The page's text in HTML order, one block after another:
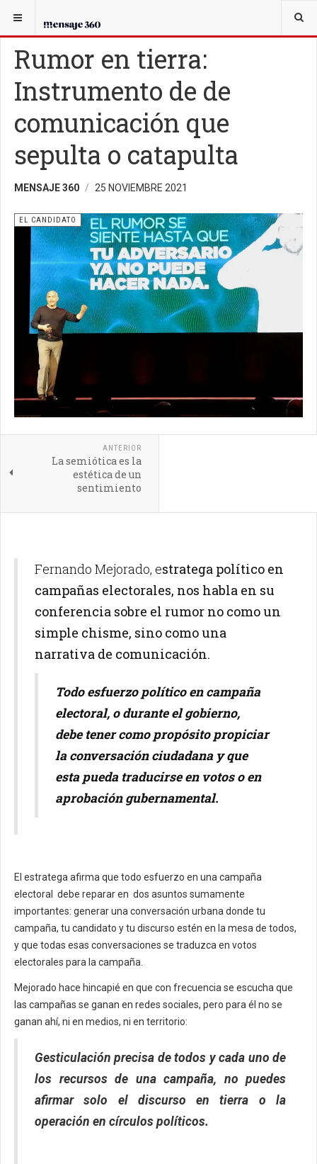
USTED ESTÁ AQUÍ:
Rumor en tierra:
Instrumento de de
comunicación que
sepulta o catapulta
MENSAJE 360 25 NOVIEMBRE 2021
EL CANDIDATO
ANTERIOR
La semiótica es la
estética de un
sentimiento
Fernando Mejorado, estratega político en
campañas electorales, nos habla en su
conferencia sobre el rumor no como un
simple chisme, sino como una
narrativa de comunicación.
Todo esfuerzo político en campaña
electoral, o durante el gobierno,
debe tener como propósito propiciar
la conversación ciudadana y que
esta pueda traducirse en votos o en
aprobación gubernamental.
El estratega afirma que todo esfuerzo en una campaña
electoral debe reparar en dos asuntos sumamente
importantes: generar una conversación urbana donde tu
campaña, tu candidato y tu discurso estén en la mesa de todos,
y que todas esas conversaciones se traduzca en votos
electorales para la campaña.
Mejorado hace hincapié en que con frecuencia se escucha que
las campañas se ganan en redes sociales, pero para él no se
ganan ahí, ni en medios, ni en territorio:
Gesticulación precisa de todos y cada uno de
los recursos de una campaña, no puedes
afirmar solo el discurso en tierra o la
operación en círculos políticos.